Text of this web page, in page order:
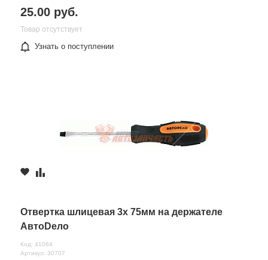
25.00 руб.
Товар отсутствует
Узнать о поступлении
Отвертка шлицевая 3х 75мм на держателе
АвтоDело
Код: 41064
Артикул: 30707